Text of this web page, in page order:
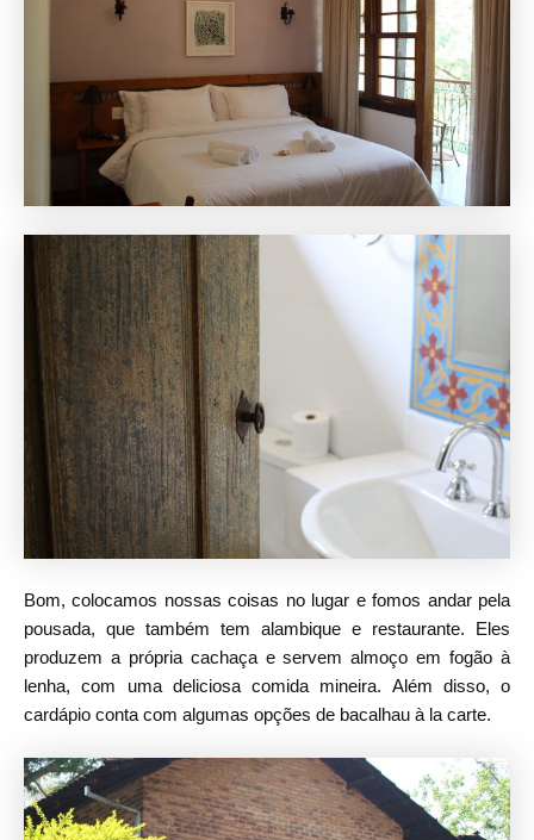
Bom, colocamos nossas coisas no lugar e fomos andar pela
pousada, que também tem alambique e restaurante. Eles
produzem a própria cachaça e servem almoço em fogão à
lenha, com uma deliciosa comida mineira. Além disso, o
cardápio conta com algumas opções de bacalhau à la carte.